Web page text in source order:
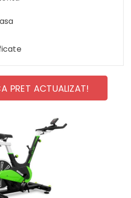
PRET ACTUALIZAT!